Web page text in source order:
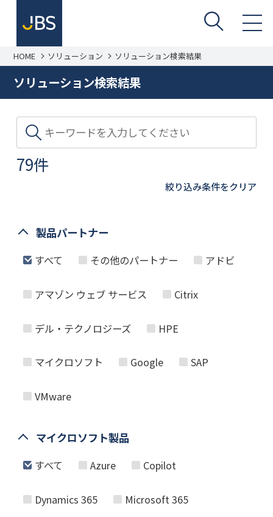
HOME ソリューション ソリューション検索結果
ソリューション検索結果
79件
絞り込み条件をクリア
製品パートナー
すべて その他のパートナー アドビ
アマゾン ウェブ サービス Citrix
デル・テクノロジーズ HPE
マイクロソフト Google SAP
VMware
マイクロソフト製品
すべて Azure Copilot
Dynamics 365 Microsoft 365